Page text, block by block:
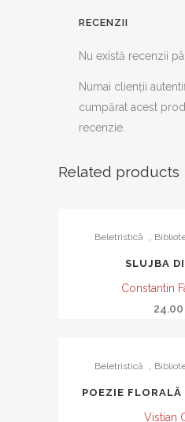
RECENZII
Nu există recenzii
Numai clienții
cumpărat acest
recenzie.
Related products
Beletristică
SLUJBA
Constantin
24.00
Beletristică
POEZIE FLORALĂ
Vistian